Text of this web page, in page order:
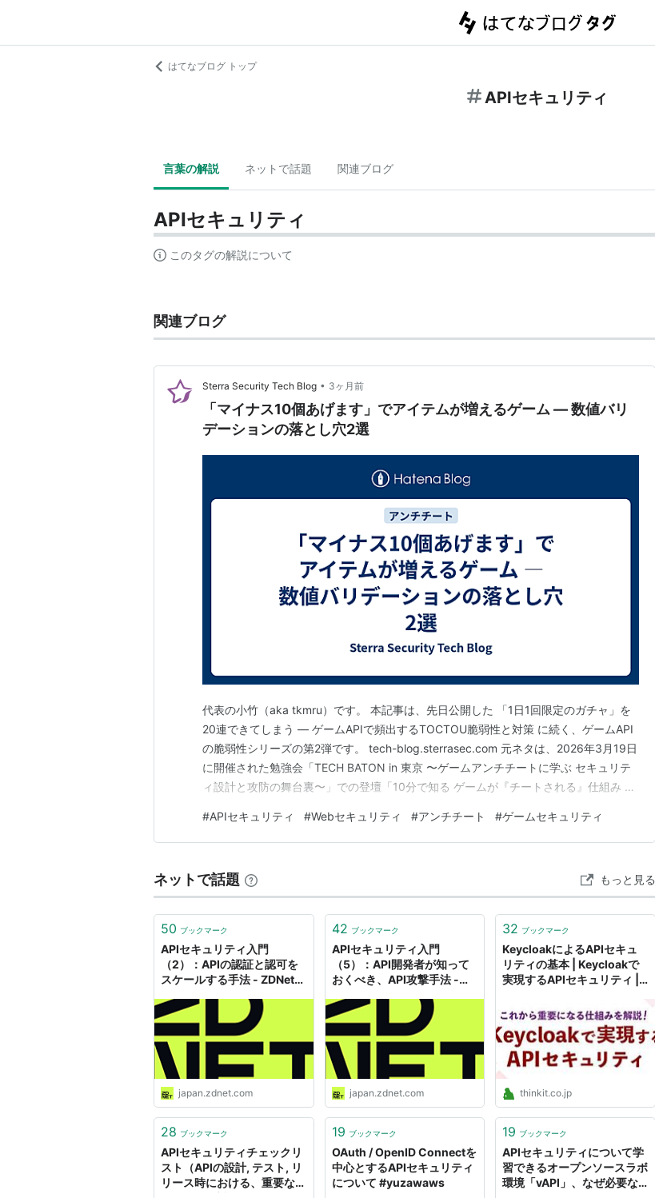
はてなブログ トップ
APIセキュリティ
言葉の解説 ネットで話題 関連ブログ
APIセキュリティ
このタグの解説について
関連ブログ
Sterra Security Tech Blog • 3ヶ月前
「マイナス10個あげます」でアイテムが増えるゲーム ― 数値バリ
デーションの落とし穴2選
代表の小竹（aka tkmru）です。 本記事は、先日公開した 「1日1回限定のガチャ」を
20連できてしまう ― ゲームAPIで頻出するTOCTOU脆弱性と対策 に続く、ゲームAPI
の脆弱性シリーズの第2弾です。 tech-blog.sterrasec.com 元ネタは、2026年3月19日
に開催された勉強会「TECH BATON in 東京 〜ゲームアンチチートに学ぶ セキュリテ
ィ設計と攻防の舞台裏〜」での登壇「10分で知る ゲームが『チートされる』仕組み 〜
ています）。 前回は「同時並列リクエスト…
#APIセキュリティ #Webセキュリティ #アンチチート #ゲームセキュリティ
ネットで話題 もっと見る
50 ブックマーク
APIセキュリティ入門
（2）：APIの認証と認可を
スケールする手法 - ZDNet
japan.zdnet.com
42 ブックマーク
APIセキュリティ入門
（5）：API開発者が知って
おくべき、API攻撃手法 -
japan.zdnet.com
32 ブックマーク
KeycloakによるAPIセキュ
リティの基本 | Keycloakで
実現するAPIセキュリティ |
thinkit.co.jp
28 ブックマーク
APIセキュリティチェックリ
スト（APIの設計, テスト, リ
リース時における、重要なセ
19 ブックマーク
OAuth / OpenID Connectを
中心とするAPIセキュリティ
について #yuzawaws
19 ブックマーク
APIセキュリティについて学
習できるオープンソースラボ
環境「vAPI」、なぜ必要な